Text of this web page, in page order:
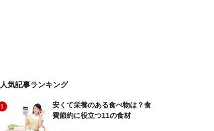
人気記事ランキング
1
安くて栄養のある食べ物は？食
費節約に役立つ11の食材